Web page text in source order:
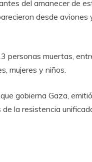
del amanecer de
desde
personas muertas,
mujeres y niños.
gobierna Gaza,
la resistencia